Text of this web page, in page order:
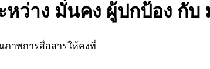
ว่าง มั่นคง ผู้ปกป้อง กับ
าพการสื่อสารให้คงที่